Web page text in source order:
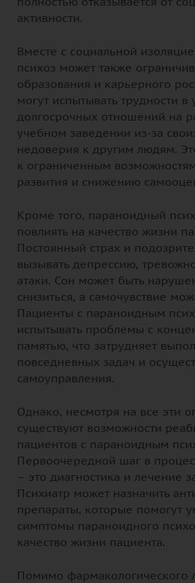
активности.
Вместе с социальной
психоз может также
образования и карьерного
могут испытывать трудности в
долгосрочных отношений на
учебном заведении из-за
недоверия к другим людям.
к ограниченным
развития и снижению
Кроме того, параноидный
повлиять на качество жизни
Постоянный страх и
вызывать депрессию,
атаки. Сон может быть
снизиться, а самочувствие
Пациенты с параноидным
испытывать проблемы с
памятью, что затрудняет
повседневных задач и
самоуправления.
Однако, несмотря на все эти
существуют возможности
пациентов с параноидным
Первоочередной шаг в
– это диагностика и лечение
Психиатр может назначить
препараты, которые помогут
симптомы параноидного
качество жизни пациента.
Помимо фармакологического